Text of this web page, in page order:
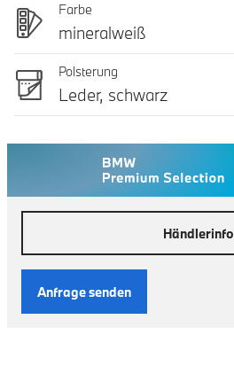
Farbe
mineralweiß
Polsterung
Leder, schwarz
Händlerinfo
Anfrage senden